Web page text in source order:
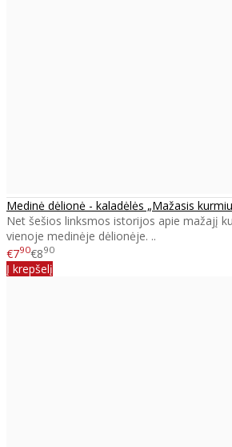
Medinė dėlionė - kaladėlės „Mažasis
Net šešios linksmos istorijos apie mažajį
vienoje medinėje dėlionėje. ..
€790€890
Į krepšelį